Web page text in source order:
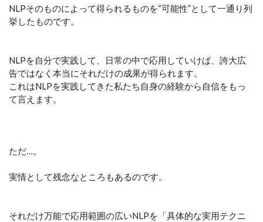
NLPそのものによって得られるものを“可能性”として一通り列
挙したものです。
NLPを自分で実践して、日常の中で応用していけば、誇大広
告ではなく本当にそれだけの成果が得られます。
これはNLPを実践してきた私たち自身の経験から自信をもっ
て言えます。
ただ…。
実情として残念なところもあるのです。
それだけ万能で応用範囲の広いNLPを「具体的な実用テクニ